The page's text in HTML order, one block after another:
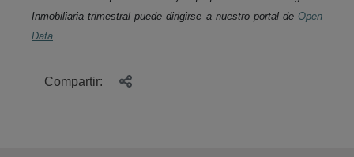
Inmobiliaria trimestral puede dirigirse a nuestro portal de Open
Data
Compartir: